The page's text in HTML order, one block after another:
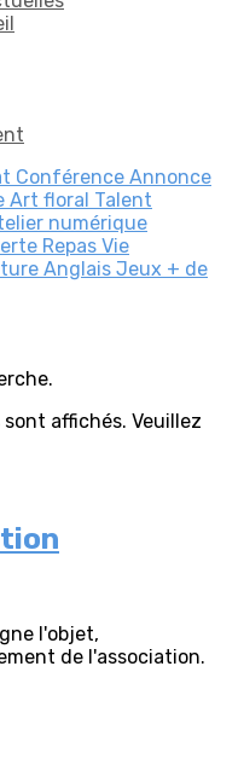
Conférence Annonce
Art floral Talent
numérique
Repas Vie
Anglais Jeux + de
affichés. Veuillez
l'objet,
de l'association.